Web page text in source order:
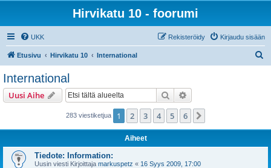
Hirvikatu 10 - foorumi
UKK Kirjaudu sisään
Rekisteröidy
Etusivu Hirvikatu 10 International
International
Uusi Aihe Etsi
283 viestiketjua 1 2 3 4 5 6
Aiheet
Tiedote: Information:
Uusin viesti Kirjoittaja markuspetz « 16 Syys 2009, 17:00